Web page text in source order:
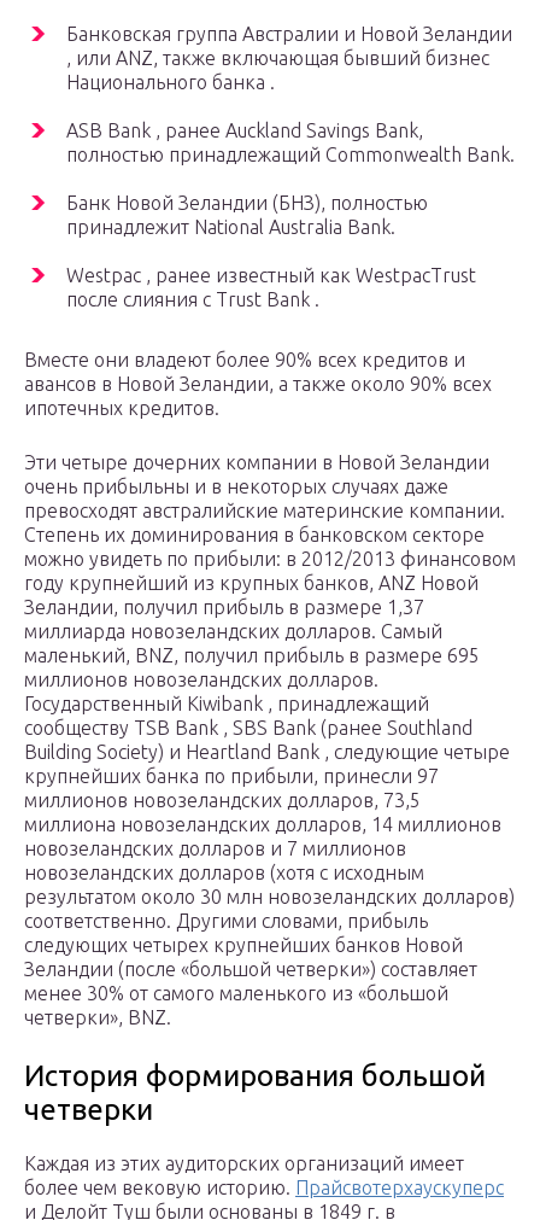
Банковская группа Австралии и Новой Зеландии
, или ANZ, также включающая бывший бизнес
Национального банка .
ASB Bank , ранее Auckland Savings Bank,
полностью принадлежащий Commonwealth Bank.
Банк Новой Зеландии (БНЗ), полностью
принадлежит National Australia Bank.
Westpac , ранее известный как WestpacTrust
после слияния с Trust Bank .
Вместе они владеют более 90% всех кредитов и
авансов в Новой Зеландии, а также около 90% всех
ипотечных кредитов.
Эти четыре дочерних компании в Новой Зеландии
очень прибыльны и в некоторых случаях даже
превосходят австралийские материнские компании.
Степень их доминирования в банковском секторе
можно увидеть по прибыли: в 2012/2013 финансовом
году крупнейший из крупных банков, ANZ Новой
Зеландии, получил прибыль в размере 1,37
миллиарда новозеландских долларов. Самый
маленький, BNZ, получил прибыль в размере 695
миллионов новозеландских долларов.
Государственный Kiwibank , принадлежащий
сообществу TSB Bank , SBS Bank (ранее Southland
Building Society) и Heartland Bank , следующие четыре
крупнейших банка по прибыли, принесли 97
миллионов новозеландских долларов, 73,5
миллиона новозеландских долларов, 14 миллионов
новозеландских долларов и 7 миллионов
новозеландских долларов (хотя с исходным
результатом около 30 млн новозеландских долларов)
соответственно. Другими словами, прибыль
следующих четырех крупнейших банков Новой
Зеландии (после «большой четверки») составляет
менее 30% от самого маленького из «большой
четверки», BNZ.
История формирования большой
четверки
Каждая из этих аудиторских организаций имеет
более чем вековую историю. Прайсвотерхаускуперс
и Делойт Туш были основаны в 1849 г. в